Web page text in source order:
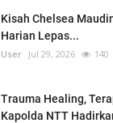
Kisah Chelsea
Harian Lepas...
User Jul 29, 2026 140
Trauma Healing,
Kapolda NTT